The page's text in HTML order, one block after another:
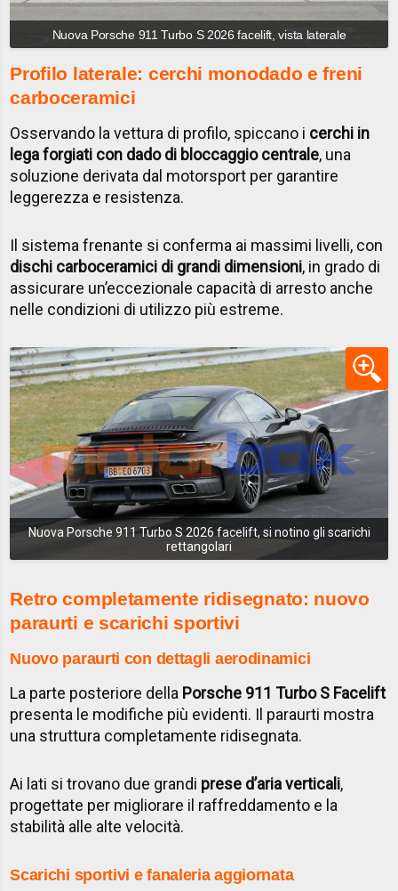
Nuova Porsche 911 Turbo S 2026 facelift, vista laterale
Profilo laterale: cerchi monodado e freni
carboceramici
Osservando la vettura di profilo, spiccano i cerchi in
lega forgiati con dado di bloccaggio centrale, una
soluzione derivata dal motorsport per garantire
leggerezza e resistenza.
Il sistema frenante si conferma ai massimi livelli, con
dischi carboceramici di grandi dimensioni, in grado di
assicurare un’eccezionale capacità di arresto anche
nelle condizioni di utilizzo più estreme.
Nuova Porsche 911 Turbo S 2026 facelift, si notino gli scarichi
rettangolari
Retro completamente ridisegnato: nuovo
paraurti e scarichi sportivi
Nuovo paraurti con dettagli aerodinamici
La parte posteriore della Porsche 911 Turbo S Facelift
presenta le modifiche più evidenti. Il paraurti mostra
una struttura completamente ridisegnata.
Ai lati si trovano due grandi prese d’aria verticali,
progettate per migliorare il raffreddamento e la
stabilità alle alte velocità.
Scarichi sportivi e fanaleria aggiornata